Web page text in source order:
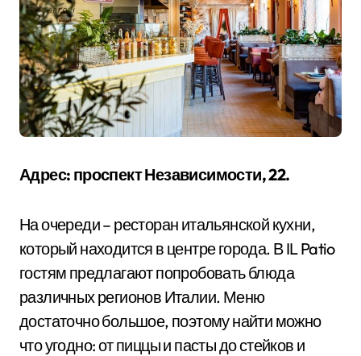
Адрес: проспект Независимости, 22.
На очереди – ресторан итальянской кухни,
который находится в центре города. В IL Patio
гостям предлагают попробовать блюда
различных регионов Италии. Меню
достаточно большое, поэтому найти можно
что угодно: от пиццы и пасты до стейков и